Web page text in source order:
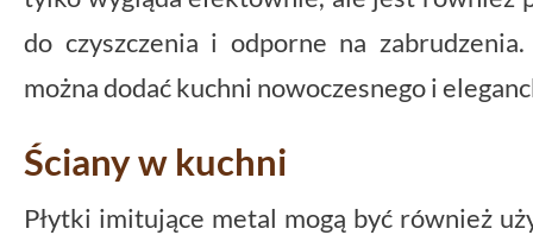
do czyszczenia i odporne na
można dodać kuchni nowoczesnego i
Ściany w kuchni
Płytki imitujące metal mogą być również